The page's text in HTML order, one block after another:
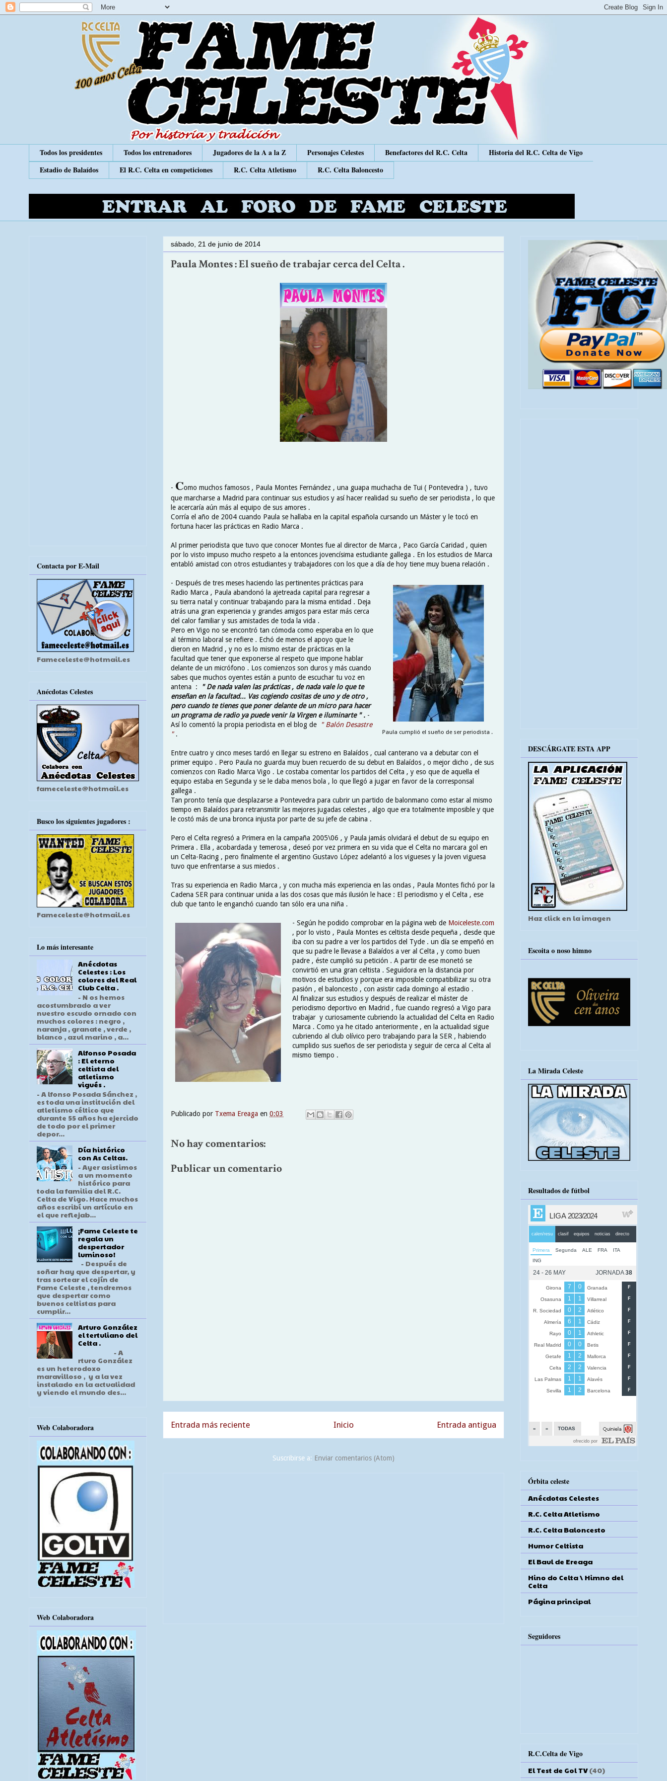
Todos los presidentes Todos los entrenadores Jugadores de la A a la Z Personajes Celestes Benefactores del R.C. Celta
Historia del R.C. Celta de Vigo
Estadio de Balaídos
El R.C. Celta en competiciones R.C. Celta Atletismo R.C. Celta Baloncesto
sábado, 21 de junio de 2014
Paula Montes : El sueño de trabajar cerca del Celta .
- Como muchos famosos , Paula Montes Fernández , una guapa muchacha de Tui ( Pontevedra ) , tuvo
que marcharse a Madrid para continuar sus estudios y así hacer realidad su sueño de ser periodista , lo que
le acercaría aún más al equipo de sus amores .
Corría el año de 2004 cuando Paula se hallaba en la capital española cursando un Máster y le tocó en
fortuna hacer las prácticas en Radio Marca .
Al primer periodista que tuvo que conocer Montes fue al director de Marca , Paco García Caridad , quien
por lo visto impuso mucho respeto a la entonces jovencísima estudiante gallega . En los estudios de Marca
entabló amistad con otros estudiantes y trabajadores con los que a día de hoy tiene muy buena relación .
Paula cumplió el sueño de ser periodista .
- Después de tres meses haciendo las pertinentes prácticas para
Radio Marca , Paula abandonó la ajetreada capital para regresar a
su tierra natal y continuar trabajando para la misma entidad . Deja
atrás una gran experiencia y grandes amigos para estar más cerca
del calor familiar y sus amistades de toda la vida .
Pero en Vigo no se encontró tan cómoda como esperaba en lo que
al término laboral se refiere . Echó de menos el apoyo que le
dieron en Madrid , y no es lo mismo estar de prácticas en la
facultad que tener que exponerse al respeto que impone hablar
delante de un micrófono . Los comienzos son duros y más cuando
sabes que muchos oyentes están a punto de escuchar tu voz en
antena :
" De nada valen las prácticas , de nada vale lo que te
enseñan en la facultad... Vas cogiendo cositas de uno y de otro ,
pero cuando te tienes que poner delante de un micro para hacer
un programa de radio ya puede venir la Virgen e iluminarte " . -
Así lo comentó la propia periodista en el blog de
" Balón Desastre
".
Entre cuatro y cinco meses tardó en llegar su estreno en Balaídos , cual canterano va a debutar con el
primer equipo . Pero Paula no guarda muy buen recuerdo de su debut en Balaídos , o mejor dicho , de sus
comienzos con Radio Marca Vigo . Le costaba comentar los partidos del Celta , y eso que de aquella el
equipo estaba en Segunda y se le daba menos bola , lo que llegó a jugar en favor de la corresponsal
gallega .
Tan pronto tenía que desplazarse a Pontevedra para cubrir un partido de balonmano como estar al mismo
tiempo en Balaídos para retransmitir las mejores jugadas celestes , algo que era totalmente imposible y que
le costó más de una bronca injusta por parte de su jefe de cabina .
Pero el Celta regresó a Primera en la campaña 2005\06 , y Paula jamás olvidará el debut de su equipo en
Primera . Ella , acobardada y temerosa , deseó por vez primera en su vida que el Celta no marcara gol en
un Celta-Racing , pero finalmente el argentino Gustavo López adelantó a los vigueses y la joven viguesa
tuvo que enfrentarse a sus miedos .
Tras su experiencia en Radio Marca , y con mucha más experiencia en las ondas , Paula Montes fichó por la
Cadena SER para continuar unida a las dos cosas que más ilusión le hace : El periodismo y el Celta , ese
club que tanto le enganchó cuando tan sólo era una niña .
- Según he podido comprobar en la página web de Moiceleste.com
, por lo visto , Paula Montes es celtista desde pequeña , desde que
iba con su padre a ver los partidos del Tyde . un día se empeñó en
que su padre le llevase a Balaídos a ver al Celta , y como buen
padre , éste cumplió su petición . A partir de ese monetó se
convirtió en una gran celtista . Seguidora en la distancia por
motivos de estudios y porque era imposible compatibilizar su otra
pasión , el baloncesto , con asistir cada domingo al estadio .
Al finalizar sus estudios y después de realizar el máster de
periodismo deportivo en Madrid , fue cuando regresó a Vigo para
trabajar y curiosamente cubriendo la actualidad del Celta en Radio
Marca . Como ya he citado anteriormente , en la actualidad sigue
cubriendo al club olívico pero trabajando para la SER , habiendo
cumplido sus sueños de ser periodista y seguir de cerca al Celta al
mismo tiempo .
Publicado por Txema Ereaga en 0:03
No hay comentarios:
Publicar un comentario
Entrada más reciente Entrada antigua
Inicio
Suscribirse a: Enviar comentarios (Atom)
Contacta por E-Mail
Fameceleste@hotmail.es
Anécdotas Celestes
fameceleste@hotmail.es
Busco los siguientes jugadores :
Fameceleste@hotmail.es
Lo más interesante
Anécdotas
Celestes : Los
colores del Real
Club Celta .
- N os hemos
acostumbrado a ver
nuestro escudo ornado con
muchos colores : negro ,
naranja , granate , verde ,
blanco , azul marino , a...
Alfonso Posada
: El eterno
celtista del
atletismo
vigués .
- A lfonso Posada Sánchez ,
es toda una institución del
atletismo céltico que
durante 55 años ha ejercido
de todo por el primer
depor...
Día histórico
con As Celtas.
- Ayer asistimos
a un momento
histórico para
toda la familia del R.C.
Celta de Vigo. Hace muchos
años escribí un artículo en
el que reflejab...
¡Fame Celeste te
regala un
despertador
luminoso!
- Después de
soñar hay que despertar, y
tras sortear el cojín de
Fame Celeste , tendremos
que despertar como
buenos celtistas para
cumplir...
Arturo González
el tertuliano del
Celta .
- A
rturo González
es un heterodoxo
maravilloso , y a la vez
instalado en la actualidad
y viendo el mundo des...
Web Colaboradora
Web Colaboradora
DESCÁRGATE ESTA APP
Haz click en la imagen
Escoita o noso himno
La Mirada Celeste
Resultados de fútbol
Órbita celeste
Anécdotas Celestes
R.C. Celta Atletismo
R.C. Celta Baloncesto
Humor Celtista
El Baul de Ereaga
Hino do Celta \ Himno del
Celta
Página principal
Seguidores
R.C.Celta de Vigo
El Test de Gol TV (40)